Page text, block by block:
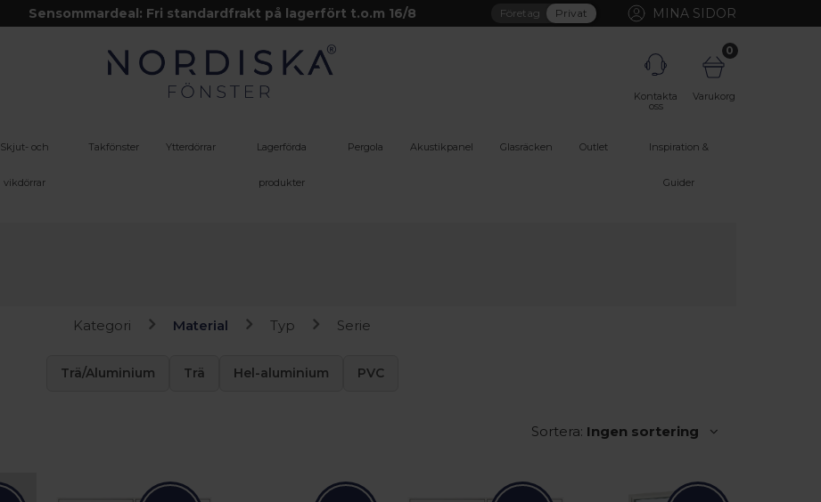
Sensommardeal: Fri standardfrakt på lagerfört t.o.m 16/8 Företag Privat MINA SIDOR
Kontakta
oss
0
Varukorg
Skjut- och
vikdörrar
Takfönster Ytterdörrar Lagerförda
produkter
Pergola Akustikpanel Glasräcken Outlet Inspiration &
Guider
Kategori Material Typ Serie
Trä/Aluminium Trä Hel-aluminium PVC
Sortera: Ingen sortering